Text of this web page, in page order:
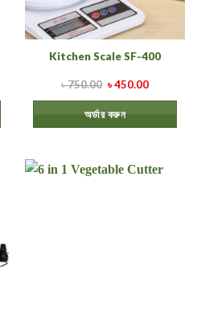
Kitchen Scale SF-400
৳750.00 ৳450.00
অর্ডার করুন